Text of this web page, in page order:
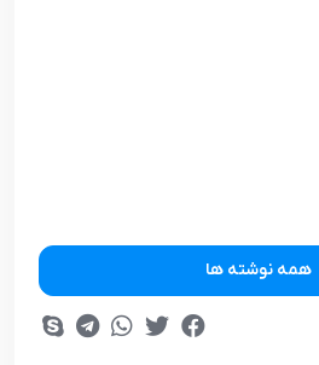
همه نوشته ها